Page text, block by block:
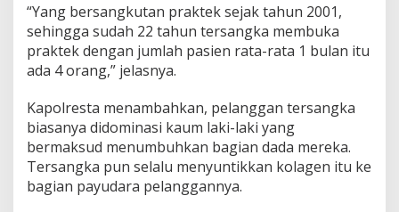
“Yang bersangkutan praktek sejak tahun 2001,
sehingga sudah 22 tahun tersangka membuka
praktek dengan jumlah pasien rata-rata 1 bulan itu
ada 4 orang,” jelasnya.
Kapolresta menambahkan, pelanggan tersangka
biasanya didominasi kaum laki-laki yang
bermaksud menumbuhkan bagian dada mereka.
Tersangka pun selalu menyuntikkan kolagen itu ke
bagian payudara pelanggannya.